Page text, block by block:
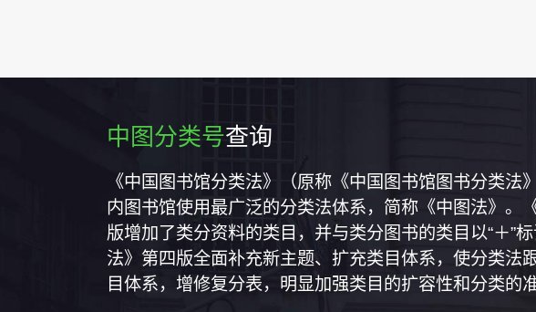
中图分类号查询
《中国图书馆分类法》（原称《中国图书馆图书分类
内图书馆使用最广泛的分类法体系，简称《中图法》
版增加了类分资料的类目，并与类分图书的类目以“＋”
法》第四版全面补充新主题、扩充类目体系，使分类法
目体系，增修复分表，明显加强类目的扩容性和分类的准